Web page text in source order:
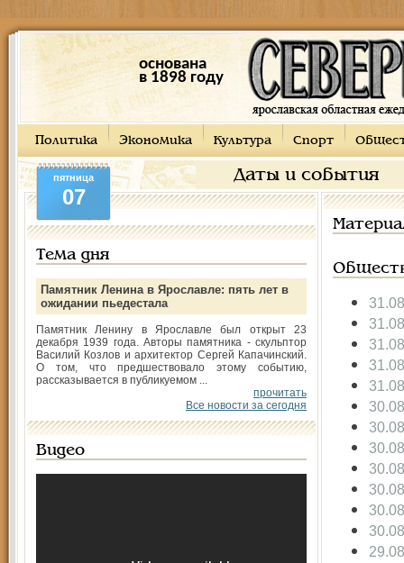
основана
в 1898 году
Политика Экономика Культура Спорт
Даты и события
пятница
07
Тема дня
Памятник Ленина в Ярославле: пять лет в
ожидании пьедестала
Памятник Ленину в Ярославле был открыт 23
декабря 1939 года. Авторы памятника - скульптор
Василий Козлов и архитектор Сергей Капачинский.
О том, что предшествовало этому событию,
рассказывается в публикуемом ...
прочитать
Все новости за сегодня
Видео